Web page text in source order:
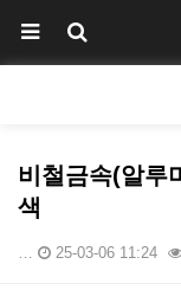
비철금속(알루
색
… 25-03-06 11:24